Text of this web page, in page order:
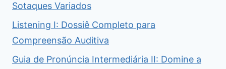
Sotaques Variados
Listening I: Dossiê Completo para
Compreensão Auditiva
Guia de Pronúncia Intermediária II: Domine a